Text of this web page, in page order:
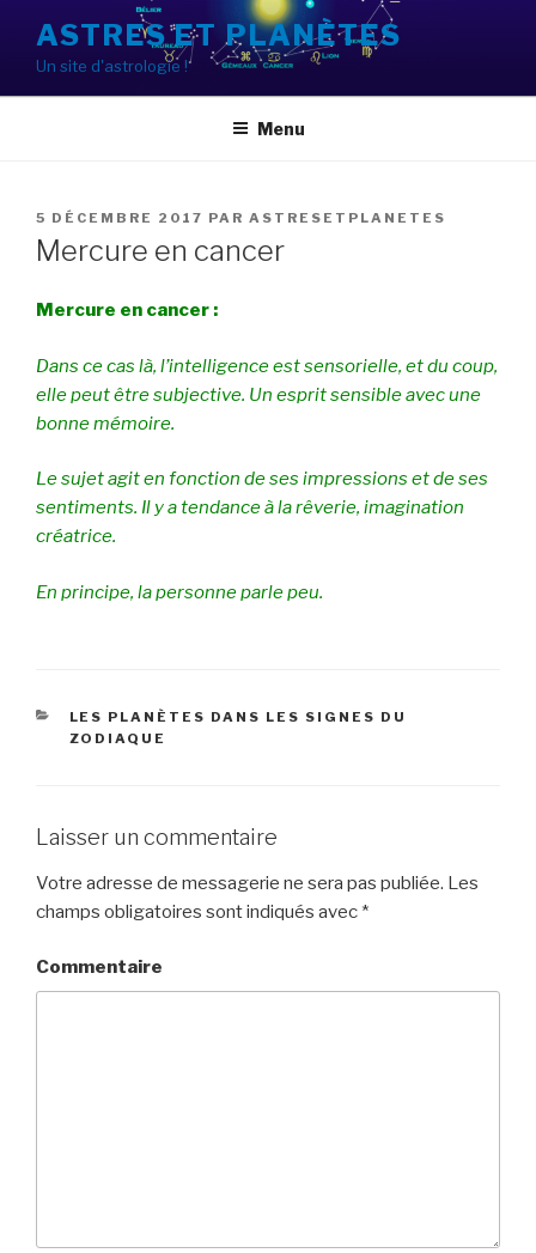
contenu
principal
ASTRES ET PLANÈTES
Un site d'astrologie !
Menu
PUBLIÉ
LE
5 DÉCEMBRE 2017 PAR ASTRESETPLANETES
Mercure en cancer
Mercure en cancer :
Dans ce cas là, l’intelligence est sensorielle, et du coup,
elle peut être subjective. Un esprit sensible avec une
bonne mémoire.
Le sujet agit en fonction de ses impressions et de ses
sentiments. Il y a tendance à la rêverie, imagination
créatrice.
En principe, la personne parle peu.
CATÉGORIES
LES PLANÈTES DANS LES SIGNES DU
ZODIAQUE
Laisser un commentaire
Votre adresse de messagerie ne sera pas publiée. Les
champs obligatoires sont indiqués avec *
Commentaire